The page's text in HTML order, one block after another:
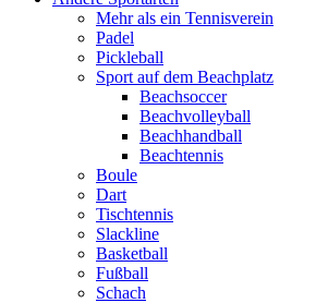
Mehr als ein Tennisverein
Padel
Pickleball
Sport auf dem Beachplatz
Beachsoccer
Beachvolleyball
Beachhandball
Beachtennis
Boule
Dart
Tischtennis
Slackline
Basketball
Fußball
Schach